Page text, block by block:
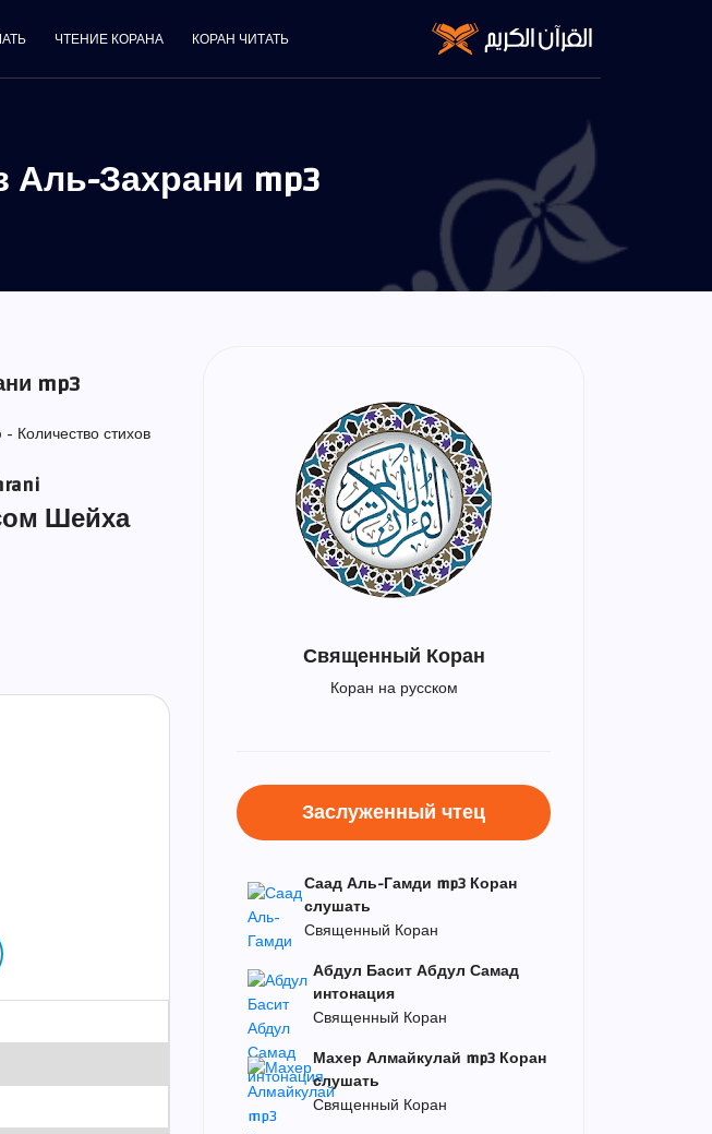
КОРАН ЧИТАТЬ
ЧТЕНИЕ КОРАНА
Захрани mp3
mp3
Количество стихов
Шейха
Священный Коран
Коран на русском
Заслуженный чтец
Саад Аль-Гамди mp3 Коран
слушать
Священный Коран
Абдул Басит Абдул Самад
интонация
Священный Коран
Махер Алмайкулай mp3 Коран
слушать
Священный Коран